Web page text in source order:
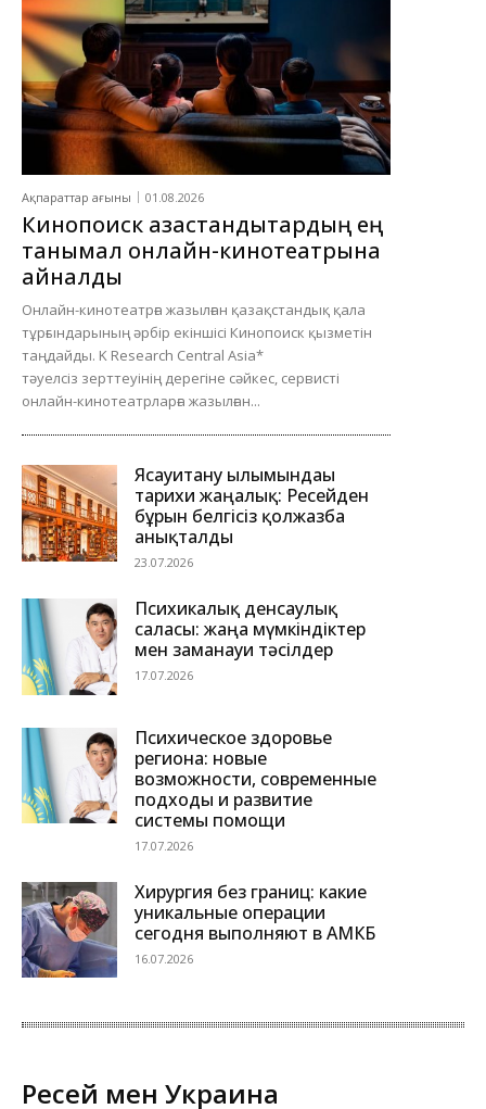
Ақпараттар ағыны 01.08.2026
Кинопоиск қазақстандықтардың ең
танымал онлайн-кинотеатрына
айналды
Онлайн-кинотеатрға жазылған қазақстандық қала
тұрғындарының әрбір екіншісі Кинопоиск қызметін
таңдайды. K Research Central Asia*
тәуелсіз зерттеуінің дерегіне сәйкес, сервисті
онлайн-кинотеатрларға жазылған...
Ясауитану ғылымындағы
тарихи жаңалық: Ресейден
бұрын белгісіз қолжазба
анықталды
23.07.2026
Психикалық денсаулық
саласы: жаңа мүмкіндіктер
мен заманауи тәсілдер
17.07.2026
Психическое здоровье
региона: новые
возможности, современные
подходы и развитие
системы помощи
17.07.2026
Хирургия без границ: какие
уникальные операции
сегодня выполняют в АМКБ
16.07.2026